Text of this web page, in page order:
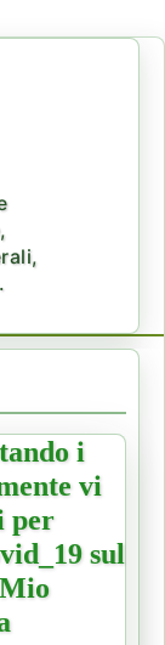
i
vi
per
sul